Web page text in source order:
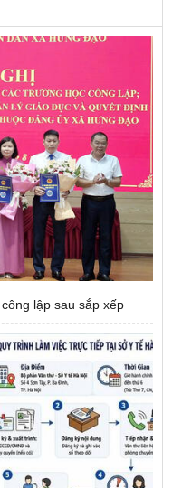
lập sau sắp xếp